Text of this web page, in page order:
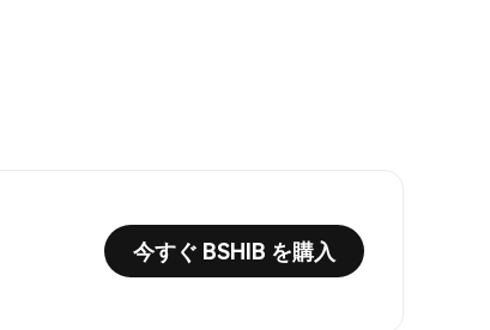
今すぐ BSHIB を購入